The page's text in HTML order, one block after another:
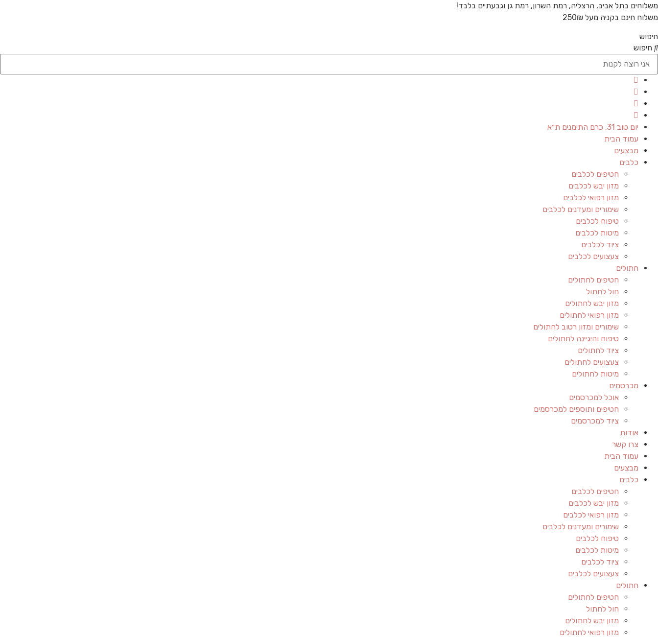
משלוחים בתל אביב, הרצליה, רמת השרון, רמת גן וגבעתיים בלבד!
משלוח חינם בקניה מעל 250₪
חיפוש
חיפוש
יום טוב 31, כרם התימנים ת״א
עמוד הבית
מבצעים
כלבים
חטיפים לכלבים
מזון יבש לכלבים
מזון רפואי לכלבים
שימורים ומעדנים לכלבים
טיפוח לכלבים
מיטות לכלבים
ציוד לכלבים
צעצועים לכלבים
חתולים
חטיפים לחתולים
חול לחתול
מזון יבש לחתולים
מזון רפואי לחתולים
שימורים ומזון רטוב לחתולים
טיפוח והיגיינה לחתולים
ציוד לחתולים
צעצועים לחתולים
מיטות לחתולים
מכרסמים
אוכל למכרסמים
חטיפים ותוספים למכרסמים
ציוד למכרסמים
אודות
צרו קשר
עמוד הבית
מבצעים
כלבים
חטיפים לכלבים
מזון יבש לכלבים
מזון רפואי לכלבים
שימורים ומעדנים לכלבים
טיפוח לכלבים
מיטות לכלבים
ציוד לכלבים
צעצועים לכלבים
חתולים
חטיפים לחתולים
חול לחתול
מזון יבש לחתולים
מזון רפואי לחתולים